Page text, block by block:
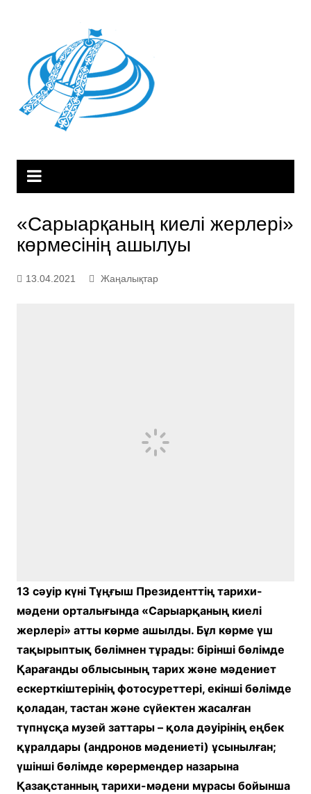
«Сарыарқаның киелі жерлері»
көрмесінің ашылуы
13.04.2021 Жаңалықтар
13 сәуір күні Тұңғыш Президенттің тарихи-
мәдени орталығында «Сарыарқаның киелі
жерлері» атты көрме ашылды. Бұл көрме үш
тақырыптық бөлімнен тұрады: бірінші бөлімде
Қарағанды облысының тарих және мәдениет
ескерткіштерінің фотосуреттері, екінші бөлімде
қоладан, тастан және сүйектен жасалған
түпнұсқа музей заттары – қола дәуірінің еңбек
құралдары (андронов мәдениеті) ұсынылған;
үшінші бөлімде көрермендер назарына
Қазақстанның тарихи-мәдени мұрасы бойынша